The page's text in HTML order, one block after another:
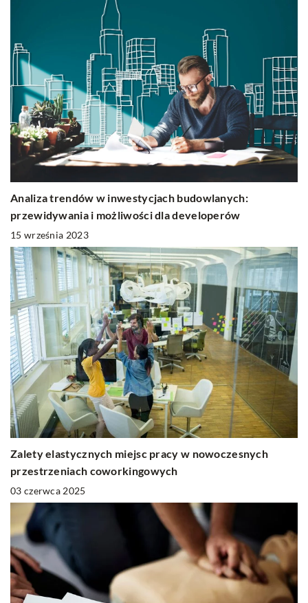
Analiza trendów w inwestycjach budowlanych:
przewidywania i możliwości dla developerów
15 września 2023
Zalety elastycznych miejsc pracy w nowoczesnych
przestrzeniach coworkingowych
03 czerwca 2025